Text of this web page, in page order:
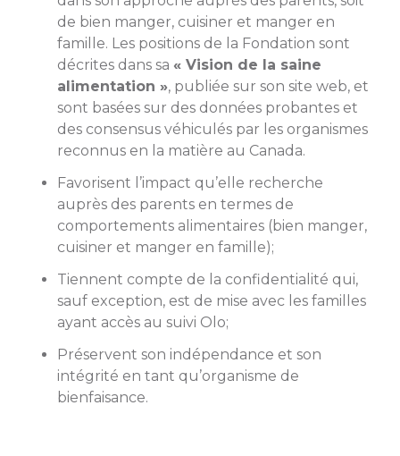
de bien manger, cuisiner et manger en
famille. Les positions de la Fondation sont
décrites dans sa « Vision de la saine
alimentation », publiée sur son site web, et
sont basées sur des données probantes et
des consensus véhiculés par les organismes
reconnus en la matière au Canada.
Favorisent l’impact qu’elle recherche
auprès des parents en termes de
comportements alimentaires (bien manger,
cuisiner et manger en famille);
Tiennent compte de la confidentialité qui,
sauf exception, est de mise avec les familles
ayant accès au suivi Olo;
Préservent son indépendance et son
intégrité en tant qu’organisme de
bienfaisance.